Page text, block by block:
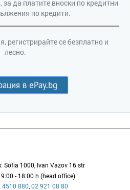
да платите вноски по кредитни
по кредити.
регистрирайте се безплатно и
лесно.
в ePay.bg
Sofia 1000, Ivan Vazov 16 str
- 18:00 h (head office)
4510 880 02 921 08 80